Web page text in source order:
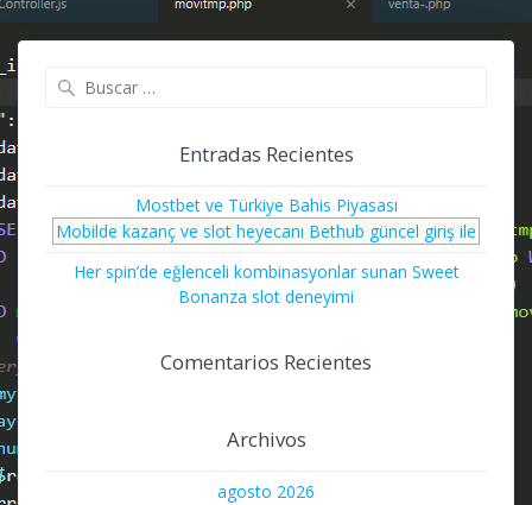
Entradas Recientes
Mostbet ve Türkiye Bahis Piyasası
Mobilde kazanç ve slot heyecanı Bethub güncel giriş ile
Her spin’de eğlenceli kombinasyonlar sunan Sweet
Bonanza slot deneyimi
Comentarios Recientes
Archivos
agosto 2026